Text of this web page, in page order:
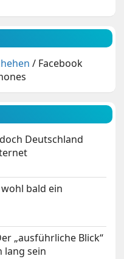
/ Facebook
Deutschland
bald ein
„ausführliche Blick“
lang sein